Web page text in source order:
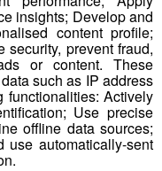
àSixt Fer à
Météo France
de centimètres
du Mont blanc et
insights; Develop and
content profile;
security, prevent fraud,
or content. These
such as IP address
functionalities: Actively
Use precise
offline data sources;
use automatically-sent